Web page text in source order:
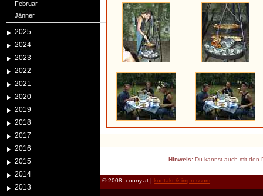
Februar
Jänner
2025
2024
2023
2022
2021
2020
2019
2018
2017
2016
2015
2014
2013
Hinweis:Du kannst auch mit den
© 2008: conny.at | kontakt & impressum